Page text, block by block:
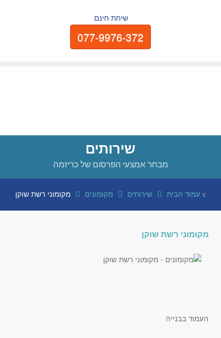
שיחת חינם:
077-9976-372
שירותים
מבחר אמצעי הפרסום של כריזמה
עמוד הבית שירותים מקומונים מקומוני רשת שוקן
מקומוני רשת שוקן
העמוד בבנייה